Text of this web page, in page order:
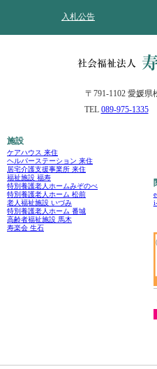
入札公告
〒791-1102 愛媛県
TEL 089-975-1335
施設
ケアハウス 来住
ヘルパーステーション 来住
居宅介護支援事業所 来住
福祉施設 福寿
特別養護老人ホームみぞのべ
特別養護老人ホーム 松前
老人福祉施設 いづみ
特別養護老人ホーム 番城
高齢者福祉施設 馬木
寿楽会 生石